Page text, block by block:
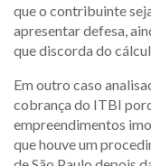
que o contribuinte
apresentar defesa,
que discorda do
Em outro caso
cobrança do ITBI
empreendimentos
que houve um